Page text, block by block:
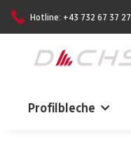
Hotline: +43 732 67 37 27
Profilbleche